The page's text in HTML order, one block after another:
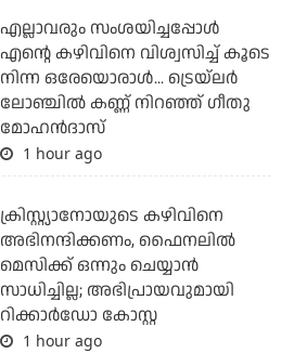
എല്ലാവരും സംശയിച്ചപ്പോള്‍
എന്റെ കഴിവിനെ വിശ്വസിച്ച് കൂടെ
നിന്ന ഒരേയൊരാള്‍... ട്രെയ്‌ലര്‍
ലോഞ്ചില്‍ കണ്ണ് നിറഞ്ഞ് ഗീതു
മോഹന്‍ദാസ്
1 hour ago
ക്രിസ്റ്റ്യാനോയുടെ കഴിവിനെ
അഭിനന്ദിക്കണം, ഫൈനലില്‍
മെസിക്ക് ഒന്നും ചെയ്യാന്‍
സാധിച്ചില്ല; അഭിപ്രായവുമായി
റിക്കാര്‍ഡോ കോസ്റ്റ
1 hour ago